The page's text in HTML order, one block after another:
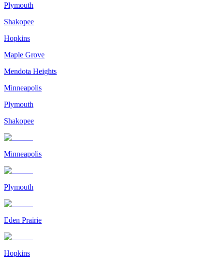
Plymouth
Shakopee
Hopkins
Maple Grove
Mendota Heights
Minneapolis
Plymouth
Shakopee
Minneapolis
Plymouth
Eden Prairie
Hopkins